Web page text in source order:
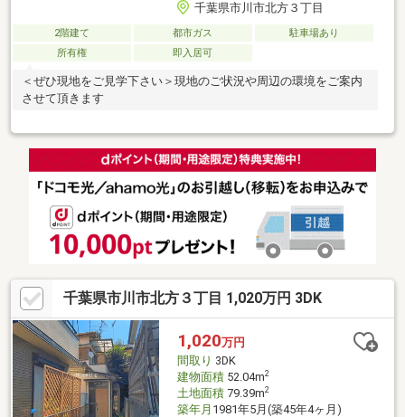
千葉県市川市北方３丁目
2階建て 都市ガス
駐車場あり
所有権
即入居可
＜ぜひ現地をご見学下さい＞現地のご状況や周辺の環境をご案内
させて頂きます
千葉県市川市北方３丁目 1,020万円 3DK
1,020万円
間取り 3DK
建物面積52.04m2
土地面積79.39m2
築年月 1981年5月(築45年4ヶ月)